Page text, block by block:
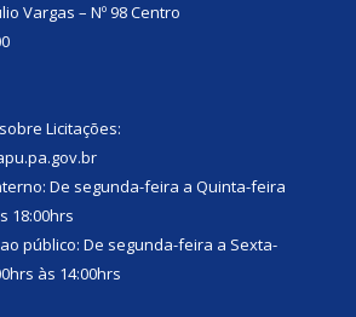
Vargas – Nº 98 Centro
Licitações:
De segunda-feira a Quinta-feira
18:00hrs
público: De segunda-feira a Sexta-
às 14:00hrs